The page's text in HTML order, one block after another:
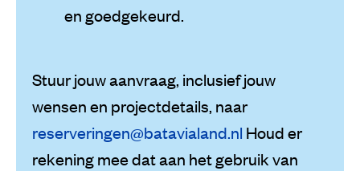
en goedgekeurd.
Stuur jouw aanvraag, inclusief jouw
wensen en projectdetails, naar
reserveringen@batavialand.nl Houd er
rekening mee dat aan het gebruik van